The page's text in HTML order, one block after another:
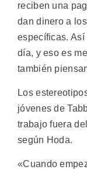
reciben una
dan dinero a
específicas. Así
día, y eso es
también
Los
jóvenes de
trabajo fuera
según Hoda.
«Cuando